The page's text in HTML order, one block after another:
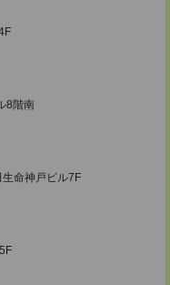
8階南
命神戸ビル7F